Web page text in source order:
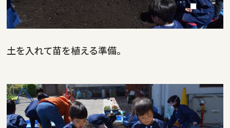
土を入れて苗を植える準備。